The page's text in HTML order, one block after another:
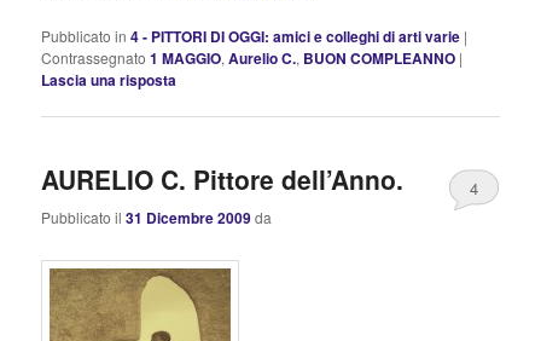
Pubblicato in 4 - PITTORI DI OGGI: amici e colleghi di arti varie |
Contrassegnato 1 MAGGIO,Aurelio C., BUON COMPLEANNO |
Lascia una risposta
AURELIO C. Pittore dell’Anno.
Pubblicato il31 Dicembre 2009da
4